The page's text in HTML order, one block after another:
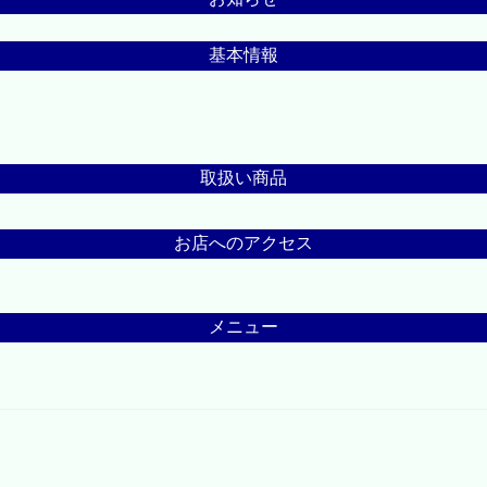
基本情報
取扱い商品
お店へのアクセス
メニュー